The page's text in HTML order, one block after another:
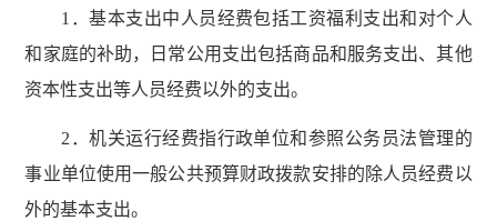
1．基本支出中人员经费包括工资福利支出和对个人
和家庭的补助，日常公用支出包括商品和服务支出、其他
资本性支出等人员经费以外的支出。
2．机关运行经费指行政单位和参照公务员法管理的
事业单位使用一般公共预算财政拨款安排的除人员经费以
外的基本支出。